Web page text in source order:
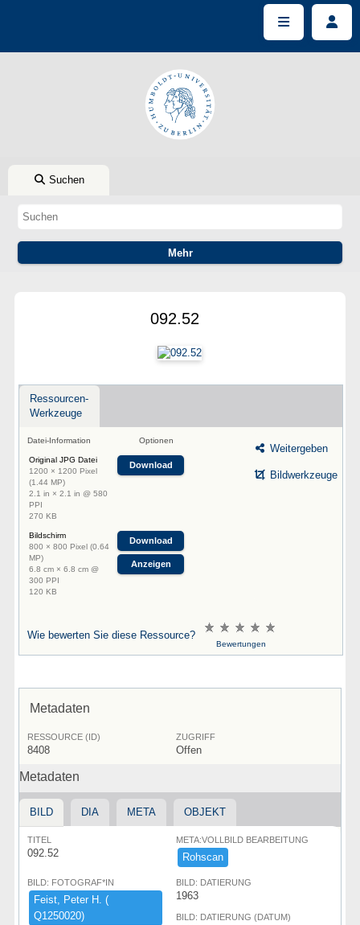
Suchen
092.52
Ressourcen-
Werkzeuge
Datei-Information Optionen
Original JPG Datei
1200 × 1200 Pixel
(1.44 MP)
2.1 in × 2.1 in @ 580
PPI
270 KB
Download
Bildschirm
800 × 800 Pixel (0.64
MP)
6.8 cm × 6.8 cm @
300 PPI
120 KB
Download
Anzeigen
Weitergeben
Bildwerkzeuge
Wie bewerten Sie diese Ressource?
Bewertungen
Metadaten
RESSOURCE (ID)
8408
ZUGRIFF
Offen
Metadaten
BILD DIA META OBJEKT
TITEL
092.52
META:VOLLBILD BEARBEITUNG
Rohscan
BILD: FOTOGRAF*IN
Feist,​ ​Peter ​H.​ ​(​
Q1250020)​
BILD: DATIERUNG
1963
BILD: DATIERUNG (DATUM)